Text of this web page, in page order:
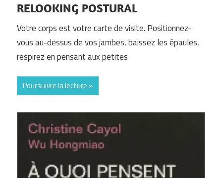
RELOOKING POSTURAL
Votre corps est votre carte de visite. Positionnez-
vous au-dessus de vos jambes, baissez les épaules,
respirez en pensant aux petites
Poursuivre la lecture